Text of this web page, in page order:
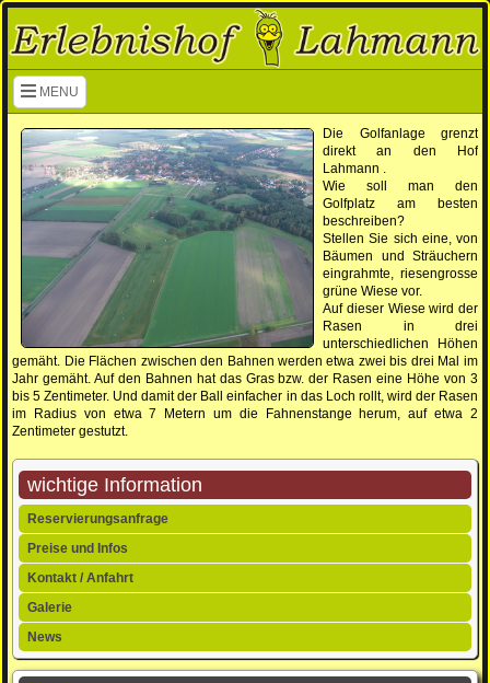
MENU
Navigation überspringen
Die Golfanlage grenzt
direkt an den Hof
Lahmann .
Wie soll man den
Golfplatz am besten
beschreiben?
Stellen Sie sich eine, von
Bäumen und Sträuchern
eingrahmte, riesengrosse
grüne Wiese vor.
Auf dieser Wiese wird der
Rasen in drei
unterschiedlichen Höhen
gemäht. Die Flächen zwischen den Bahnen werden etwa zwei bis drei Mal im
Jahr gemäht. Auf den Bahnen hat das Gras bzw. der Rasen eine Höhe von 3
bis 5 Zentimeter. Und damit der Ball einfacher in das Loch rollt, wird der Rasen
im Radius von etwa 7 Metern um die Fahnenstange herum, auf etwa 2
Zentimeter gestutzt.
wichtige Information
Navigation
überspringen
Reservierungsanfrage
Preise und Infos
Kontakt / Anfahrt
Galerie
News